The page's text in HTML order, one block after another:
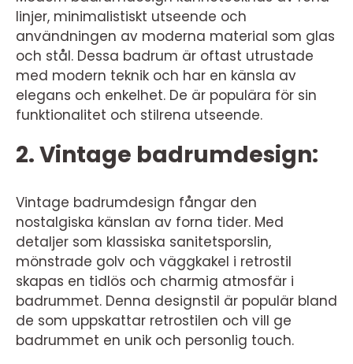
linjer, minimalistiskt utseende och
användningen av moderna material som glas
och stål. Dessa badrum är oftast utrustade
med modern teknik och har en känsla av
elegans och enkelhet. De är populära för sin
funktionalitet och stilrena utseende.
2. Vintage badrumdesign:
Vintage badrumdesign fångar den
nostalgiska känslan av forna tider. Med
detaljer som klassiska sanitetsporslin,
mönstrade golv och väggkakel i retrostil
skapas en tidlös och charmig atmosfär i
badrummet. Denna designstil är populär bland
de som uppskattar retrostilen och vill ge
badrummet en unik och personlig touch.